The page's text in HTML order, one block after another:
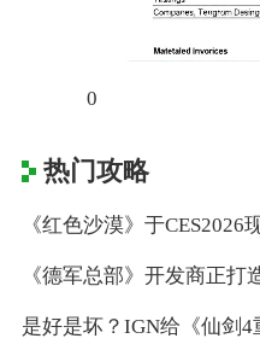
0
热门攻略
《红色沙漠》于CES2026
是好是坏？IGN给《仙剑4